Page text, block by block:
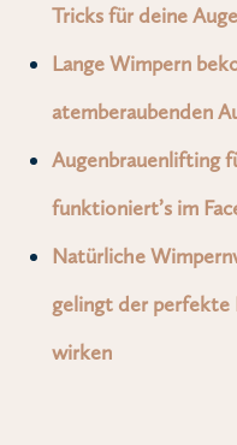
Tricks für deine
Lange Wimpern
atemberaubenden
Augenbrauenlifting
funktioniert’s im
Natürliche
gelingt der perfekte
wirken